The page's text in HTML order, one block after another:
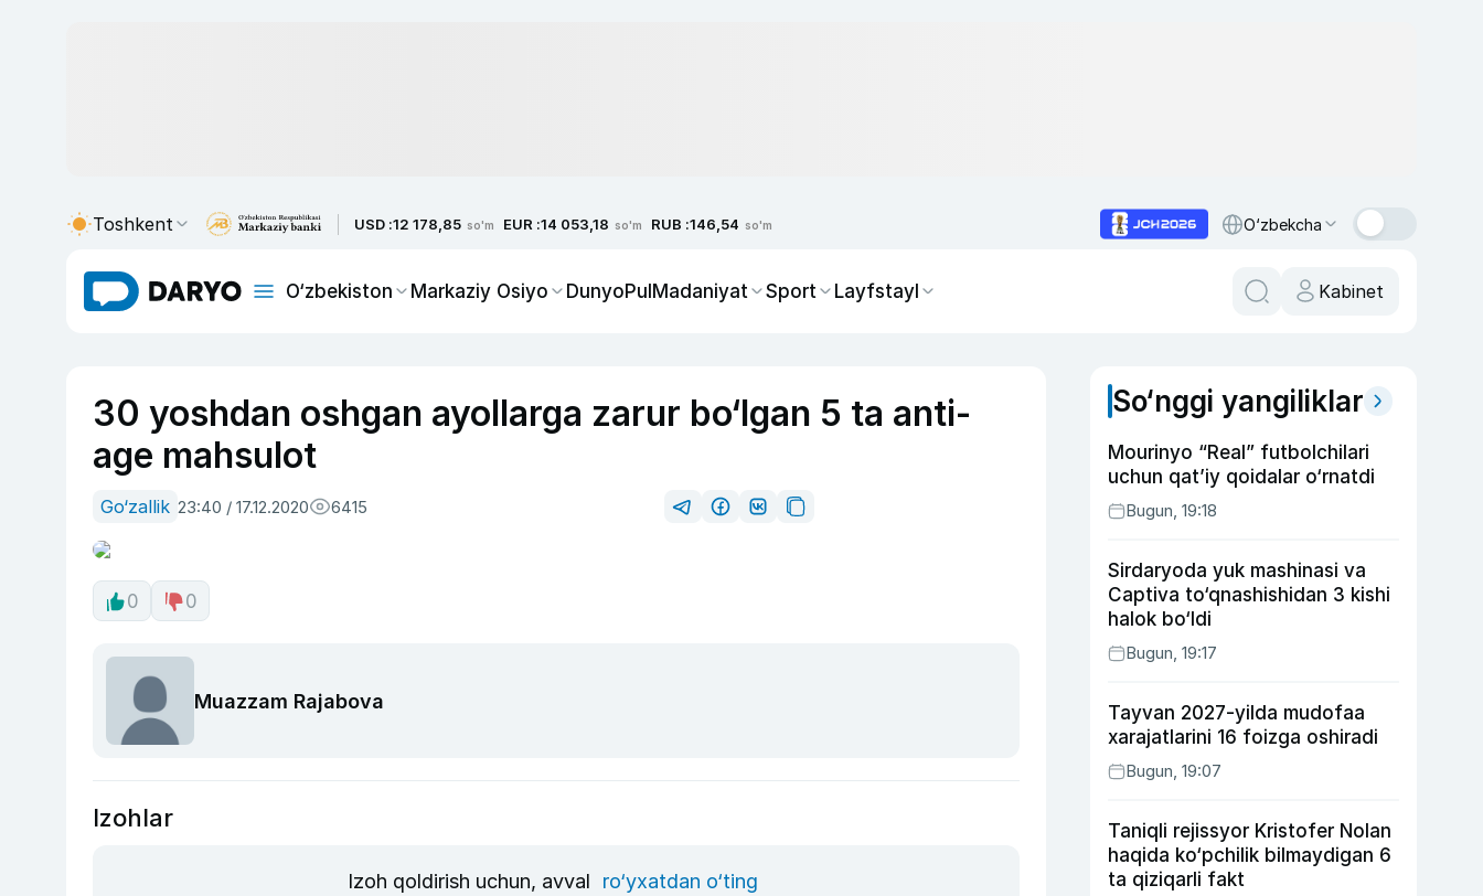
Toshkent USD :12 178,85 so'm EUR :14 053,18 so'm RUB :146,54 so'm O‘zbekcha
O‘zbekiston Markaziy Osiyo DunyoPulMadaniyat Sport Layfstayl Kabinet
30 yoshdan oshgan ayollarga zarur bo‘lgan 5 ta anti-
age mahsulot
Go‘zallik 23:40 / 17.12.2020 6415
0 0
Muazzam Rajabova
Izohlar
Izoh qoldirish uchun, avval ro‘yxatdan o‘ting
So‘nggi yangiliklar
Mourinyo “Real” futbolchilari
uchun qat’iy qoidalar o‘rnatdi
Bugun, 19:18
Sirdaryoda yuk mashinasi va
Captiva to‘qnashishidan 3 kishi
halok bo‘ldi
Bugun, 19:17
Tayvan 2027-yilda mudofaa
xarajatlarini 16 foizga oshiradi
Bugun, 19:07
Taniqli rejissyor Kristofer Nolan
haqida ko‘pchilik bilmaydigan 6
ta qiziqarli fakt